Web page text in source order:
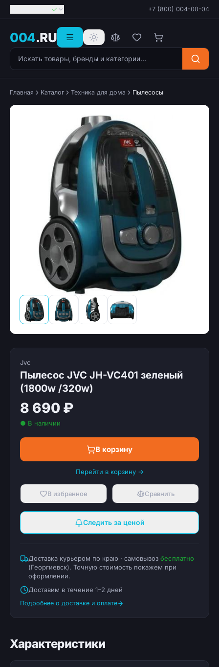
+7 (800) 004-00-04
004.RU
Поиск товаров
Главная Каталог Техника для дома Пылесосы
Jvc
Пылесос JVC JH-VC401 зеленый
(1800w /320w)
8 690 ₽
● В наличии
В корзину
Перейти в корзину →
В избранное Сравнить
Следить за ценой
Доставка курьером по краю · самовывоз бесплатно
(Георгиевск). Точную стоимость покажем при
оформлении.
Доставим в течение 1–2 дней
Подробнее о доставке и оплате
Характеристики